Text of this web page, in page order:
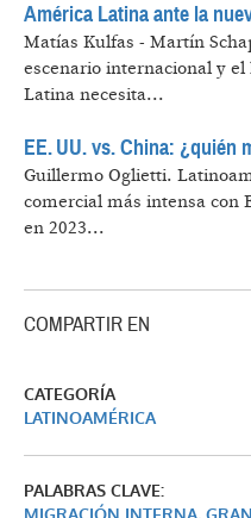
América Latina ante la
Matías Kulfas - Martín
escenario internacional y
Latina necesita...
EE. UU. vs. China: ¿quién
Guillermo Oglietti.
comercial más intensa con
en 2023...
COMPARTIR EN
CATEGORÍA
LATINOAMÉRICA
PALABRAS CLAVE: